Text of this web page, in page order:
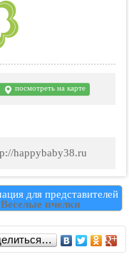
посмотреть на карте
happybaby38.ru
для представителей
Веселые пчелки